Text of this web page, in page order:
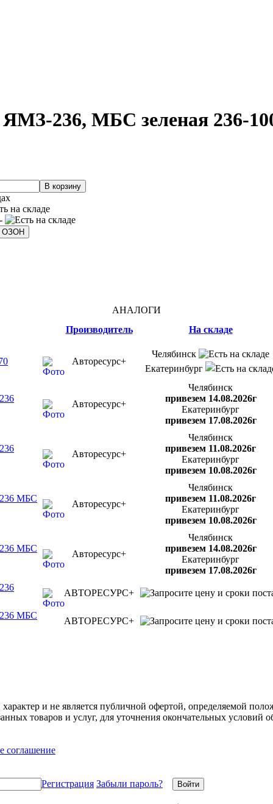
236, МБС зеленая 236-
ОЗОН
АНАЛОГИ
Производитель
На складе
Авторесурс+
Челябинск
Екатеринбург
Авторесурс+
Челябинск
привезем 14.08.2026г
Екатеринбург
привезем 17.08.2026г
Авторесурс+
Челябинск
привезем 11.08.2026г
Екатеринбург
привезем 10.08.2026г
МБС
Авторесурс+
Челябинск
привезем 11.08.2026г
Екатеринбург
привезем 10.08.2026г
МБС
Авторесурс+
Челябинск
привезем 14.08.2026г
Екатеринбург
привезем 17.08.2026г
АВТОРЕСУРС+
МБС
АВТОРЕСУРС+
и не является публичной офертой, определяемой
товаров и услуг, для уточнения окончательных условий
соглашение
Регистрация Забыли пароль?